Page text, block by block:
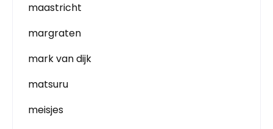
maastricht
margraten
mark van dijk
matsuru
meisjes